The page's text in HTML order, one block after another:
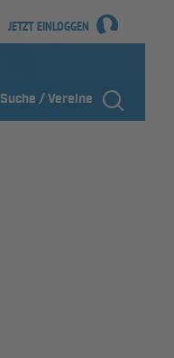
JETZT EINLOGGEN
Suche / Vereine